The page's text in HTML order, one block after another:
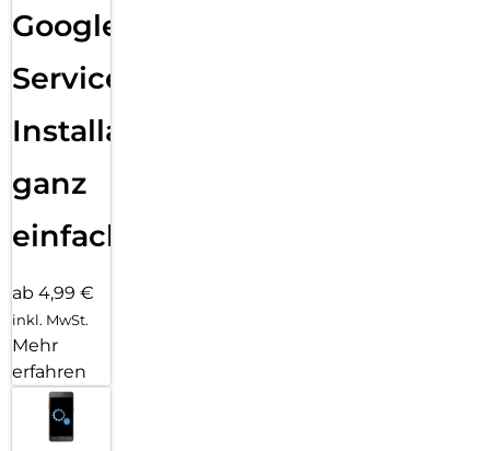
Google
Services
Installation
ganz
einfach
ab 4,99 €
inkl. MwSt.
Mehr
erfahren